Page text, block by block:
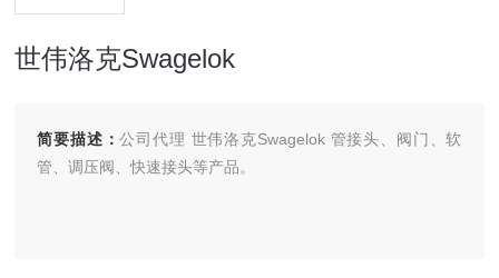
世伟洛克Swagelok
简要描述：公司代理 世伟洛克Swagelok 管接头、阀门、软
管、调压阀、快速接头等产品。